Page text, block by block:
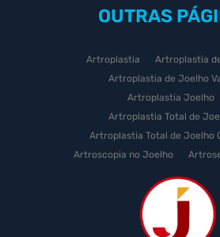
OUTRAS
Artroplastia
Artroplastia
Artroplastia de Joelho
Artroplastia Joelho
Artroplastia Total de
Artroplastia Total de Joelho
Artroscopia no Joelho
Artrose no Joelho
Artrose no Joelho
Celulas Tronco Joelho
Celula Tronco Esporte